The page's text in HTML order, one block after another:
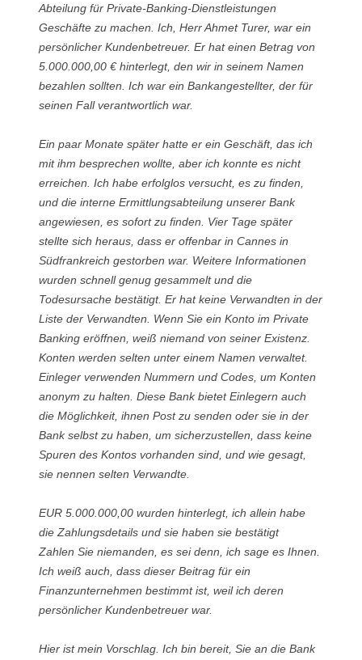
Abteilung für Private-Banking-Dienstleistungen
Geschäfte zu machen. Ich, Herr Ahmet Turer, war ein
persönlicher Kundenbetreuer. Er hat einen Betrag von
5.000.000,00 € hinterlegt, den wir in seinem Namen
bezahlen sollten. Ich war ein Bankangestellter, der für
seinen Fall verantwortlich war.
Ein paar Monate später hatte er ein Geschäft, das ich
mit ihm besprechen wollte, aber ich konnte es nicht
erreichen. Ich habe erfolglos versucht, es zu finden,
und die interne Ermittlungsabteilung unserer Bank
angewiesen, es sofort zu finden. Vier Tage später
stellte sich heraus, dass er offenbar in Cannes in
Südfrankreich gestorben war. Weitere Informationen
wurden schnell genug gesammelt und die
Todesursache bestätigt. Er hat keine Verwandten in der
Liste der Verwandten. Wenn Sie ein Konto im Private
Banking eröffnen, weiß niemand von seiner Existenz.
Konten werden selten unter einem Namen verwaltet.
Einleger verwenden Nummern und Codes, um Konten
anonym zu halten. Diese Bank bietet Einlegern auch
die Möglichkeit, ihnen Post zu senden oder sie in der
Bank selbst zu haben, um sicherzustellen, dass keine
Spuren des Kontos vorhanden sind, und wie gesagt,
sie nennen selten Verwandte.
EUR 5.000.000,00 wurden hinterlegt, ich allein habe
die Zahlungsdetails und sie haben sie bestätigt
Zahlen Sie niemanden, es sei denn, ich sage es Ihnen.
Ich weiß auch, dass dieser Beitrag für ein
Finanzunternehmen bestimmt ist, weil ich deren
persönlicher Kundenbetreuer war.
Hier ist mein Vorschlag. Ich bin bereit, Sie an die Bank